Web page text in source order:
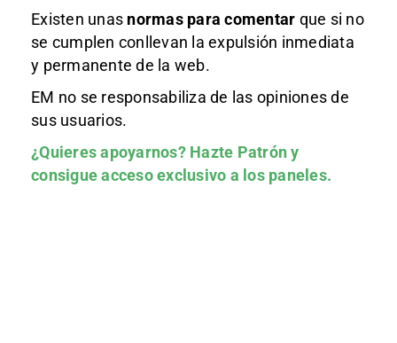
Existen unas normas para comentar que si no
se cumplen conllevan la expulsión inmediata
y permanente de la web.
EM no se responsabiliza de las opiniones de
sus usuarios.
¿Quieres apoyarnos? Hazte Patróny
consigue acceso exclusivo a los paneles.